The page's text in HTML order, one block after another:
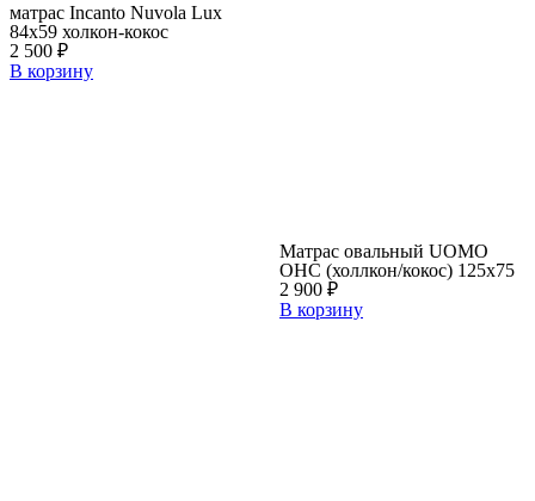
матрас Incanto Nuvola Lux
84х59 холкон-кокос
2 500 ₽
В корзину
Матрас овальный UOMO
OНC (холлкон/кокос) 125х75
2 900 ₽
В корзину